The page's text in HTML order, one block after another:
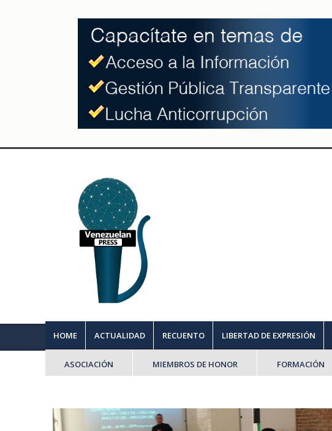
HOME ACTUALIDAD RECUENTO LIBERTAD DE EXPRESIÓN
ASOCIACIÓN MIEMBROS DE HONOR FORMACIÓN